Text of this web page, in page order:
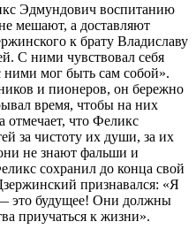
Эдмундович воспитанию
мешают, а доставляют
к брату Владиславу
С ними чувствовал себя
мог быть сам собой».
и пионеров, он бережно
время, чтобы на них
отмечает, что Феликс
за чистоту их души, за их
не знают фальши и
сохранил до конца свой
признавался: «Я
это будущее! Они должны
приучаться к жизни».